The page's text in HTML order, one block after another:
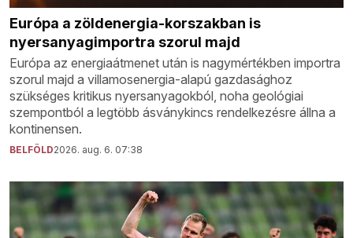
Európa a zöldenergia-korszakban is
nyersanyagimportra szorul majd
Európa az energiaátmenet után is nagymértékben importra
szorul majd a villamosenergia-alapú gazdasághoz
szükséges kritikus nyersanyagokból, noha geológiai
szempontból a legtöbb ásványkincs rendelkezésre állna a
kontinensen.
BELFÖLD2026. aug. 6. 07:38